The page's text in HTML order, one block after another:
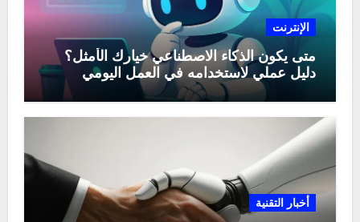
الإنترنت
متى يكون الذكاء الاصطناعي خيارك الأمثل؟
دليل عملي لاستخدامه في العمل اليومي
أخبار التقنية